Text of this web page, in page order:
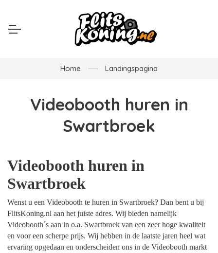
Home Landingspagina
Videobooth huren in
Swartbroek
Videobooth huren in
Swartbroek
Wenst u een Videobooth te huren in Swartbroek? Dan bent u bij
FlitsKoning.nl aan het juiste adres. Wij bieden namelijk
Videobooth´s aan in o.a. Swartbroek van een zeer hoge kwaliteit
en voor een scherpe prijs. Wij hebben in de laatste jaren heel wat
ervaring opgedaan en onderscheiden ons in de Videobooth markt